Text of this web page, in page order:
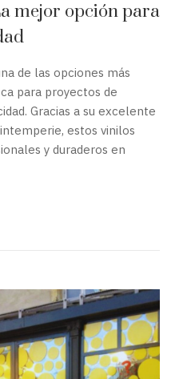
mejor opción para
de las opciones más
para proyectos de
Gracias a su excelente
estos vinilos
y duraderos en